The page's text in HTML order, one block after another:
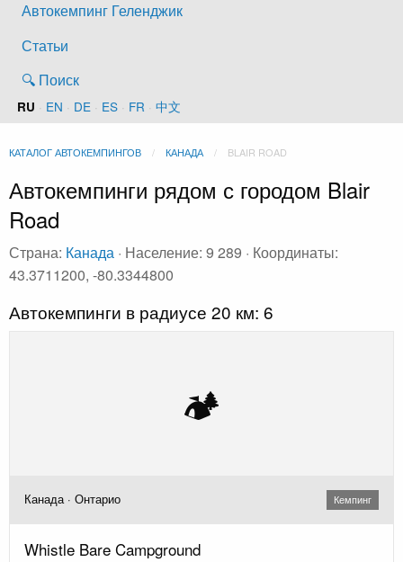
Автокемпинг Геленджик
Статьи
🔍 Поиск
RU · EN · DE · ES · FR · 中文
КАТАЛОГ АВТОКЕМПИНГОВ КАНАДА BLAIR ROAD
Автокемпинги рядом с городом Blair
Road
Страна: Канада · Население: 9 289 · Координаты:
43.3711200, -80.3344800
Автокемпинги в радиусе 20 км: 6
🏕️
Канада · Онтарио Кемпинг
Whistle Bare Campground